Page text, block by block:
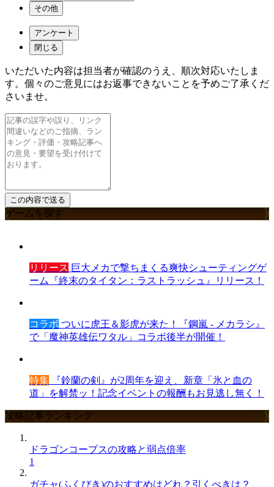
その他
アンケート
閉じる
いただいた内容は担当者が確認のうえ、順次対応いたしま
す。個々のご意見にはお返事できないことを予めご了承くだ
さいませ。
ゲームを探す
リリース 巨大メカで撃ちまくる爽快シューティングゲ
ーム『終末のタイタン：ラストラッシュ』リリース！
コラボ ついに虎王＆影虎が来た！『鋼嵐 - メカラシ』
で「魔神英雄伝ワタル」コラボ後半が開催！
特集 『鈴蘭の剣』が2周年を迎え、新章「氷と血の
道」を解禁ッ！記念イベントの報酬もお見逃し無く！
攻略記事ランキング
ドラゴンコープスの攻略と弱点倍率
1
ガチャ(ふくびき)のおすすめはどれ？引くべきは？